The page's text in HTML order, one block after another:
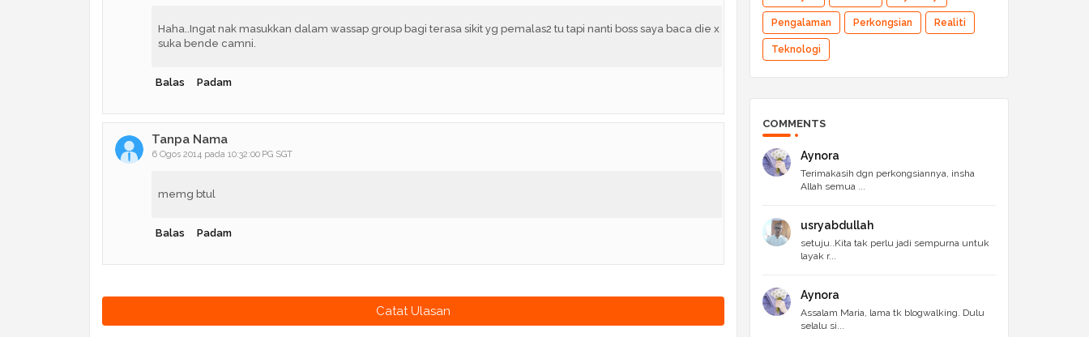
Haha..Ingat nak masukkan dalam wassap group bagi terasa sikit yg pemalas2 tu tapi nanti boss saya baca die x
suka bende camni.
Balas Padam
Tanpa Nama
6 Ogos 2014 pada 10:32:00 PG SGT
memg btul
Balas Padam
Catat Ulasan
Pengalaman Perkongsian Realiti
Teknologi
COMMENTS
Aynora
Terimakasih dgn perkongsiannya, insha
Allah semua ...
usryabdullah
setuju..Kita tak perlu jadi sempurna untuk
layak r...
Aynora
Assalam Maria, lama tk blogwalking. Dulu
selalu si...